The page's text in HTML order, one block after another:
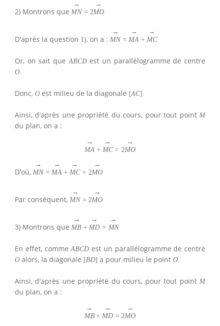
2) Montrons que
→
MN = 2
→
MO
D'après la question 1), on a :
→
MN =
→
MA +
→
MC
Or, on sait que ABCDest un parallélogramme de centre
O
Donc, O est milieu de la diagonale [AC]
Ainsi, d'après une propriété du cours, pour tout point M
du plan, on a :
→
MA +
→
MC = 2
→
MO
D'où,
→
MN =
→
MA +
→
MC = 2
→
MO
Par conséquent,
→
MN = 2
→
MO
3) Montrons que
→
MB +
→
MD =
→
MN
En effet, commeABCD est un parallélogramme de centre
O alors, la diagonale [BD] a pour milieu le point O
Ainsi, d'après une propriété du cours, pour tout point M
du plan, on a :
→
MB +
→
MD = 2
→
MO